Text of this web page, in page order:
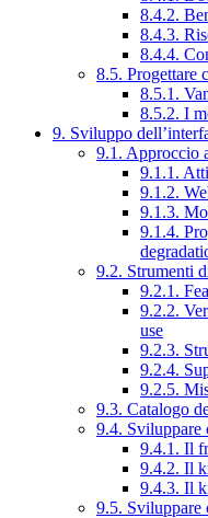
8.4.2.
8.4.3.
8.4.4.
8.5. Progettare
8.5.1.
8.5.2. I
9. Sviluppo
9.1. Approccio
9.1.1.
9.1.2.
9.1.3.
9.1.4.
9.2. Strumenti
9.2.1.
9.2.2.
use
9.2.3.
9.2.4.
9.2.5.
9.3. Catalogo
9.4. Sviluppare
9.4.1. Il
9.4.2. Il
9.4.3. Il
9.5. Sviluppare